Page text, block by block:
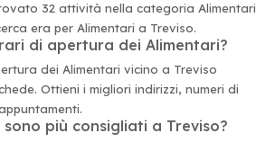
32 attività nella categoria Alimentari
era per Alimentari a Treviso.
di apertura dei Alimentari?
dei Alimentari vicino a Treviso
Ottieni i migliori indirizzi, numeri di
più consigliati a Treviso?